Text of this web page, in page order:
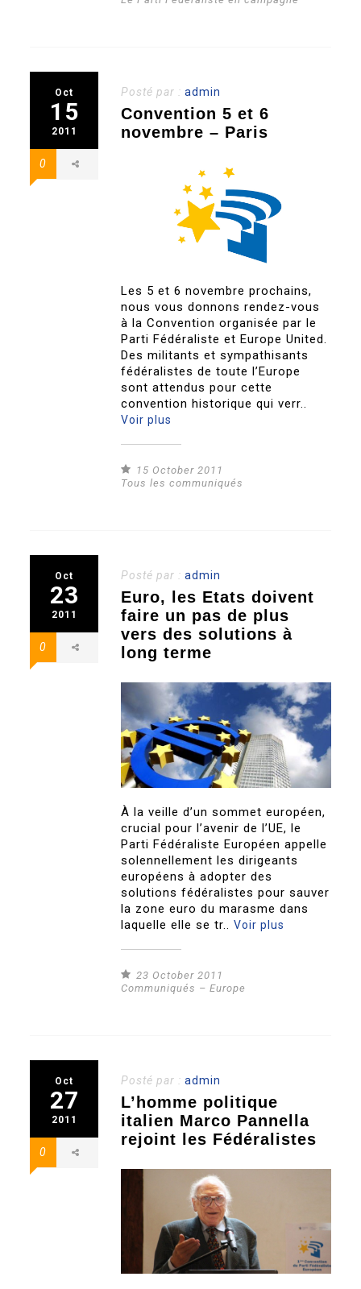
Oct
15
2011
0
Posté par :admin
Convention 5 et 6
novembre – Paris
Les 5 et 6 novembre prochains,
nous vous donnons rendez-vous
à la Convention organisée par le
Parti Fédéraliste et Europe United.
Des militants et sympathisants
fédéralistes de toute l’Europe
sont attendus pour cette
convention historique qui verr..
Voir plus
15 October 2011
Tous les communiqués
Oct
23
2011
0
Posté par :admin
Euro, les Etats doivent
faire un pas de plus
vers des solutions à
long terme
À la veille d’un sommet européen,
crucial pour l’avenir de l’UE, le
Parti Fédéraliste Européen appelle
solennellement les dirigeants
européens à adopter des
solutions fédéralistes pour sauver
la zone euro du marasme dans
laquelle elle se tr..Voir plus
23 October 2011
Communiqués – Europe
Oct
27
2011
0
Posté par :admin
L’homme politique
italien Marco Pannella
rejoint les Fédéralistes